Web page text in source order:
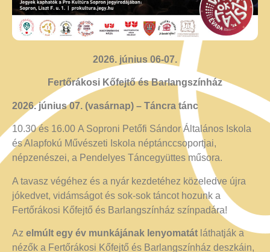
2026. június 06-07.
Fertőrákosi Kőfejtő és Barlangszínház
2026. június 07. (vasárnap) – Táncra tánc
10.30 és 16.00 A Soproni Petőfi Sándor Általános Iskola
és Alapfokú Művészeti Iskola néptánccsoportjai,
népzenészei, a Pendelyes Táncegyüttes műsora.
A tavasz végéhez és a nyár kezdetéhez közeledve újra
jókedvet, vidámságot és sok-sok táncot hozunk a
Fertőrákosi Kőfejtő és Barlangszínház színpadára!
Az elmúlt egy év munkájának lenyomatát láthatják a
nézők a Fertőrákosi Kőfejtő és Barlangszínház deszkáin,